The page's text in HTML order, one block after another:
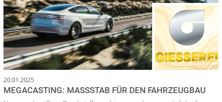
20.01.2025
MEGACASTING: MASSSTAB FÜR DEN FAHRZEUGBAU